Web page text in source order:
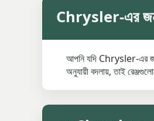
Chrysler-এর
আপনি যদি Chrysler-এর
অনুযায়ী বদলায়, তাই